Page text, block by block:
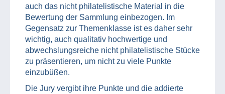
auch das nicht philatelistische Material in die
Bewertung der Sammlung einbezogen. Im
Gegensatz zur Themenklasse ist es daher sehr
wichtig, auch qualitativ hochwertige und
abwechslungsreiche nicht philatelistische Stücke
zu präsentieren, um nicht zu viele Punkte
einzubüßen.
Die Jury vergibt ihre Punkte und die addierte